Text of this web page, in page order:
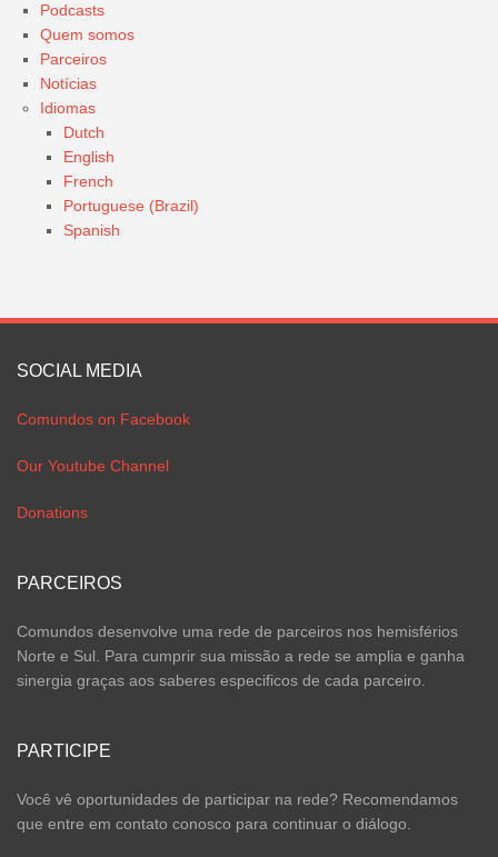
Podcasts
Quem somos
Parceiros
Notícias
Idiomas
Dutch
English
French
Portuguese (Brazil)
Spanish
SOCIAL MEDIA
Comundos on Facebook
Our Youtube Channel
Donations
PARCEIROS
Comundos desenvolve uma rede de parceiros nos hemisférios
Norte e Sul. Para cumprir sua missão a rede se amplia e ganha
sinergia graças aos saberes especificos de cada parceiro.
PARTICIPE
Você vê oportunidades de participar na rede? Recomendamos
que entre em contato conosco para continuar o diálogo.